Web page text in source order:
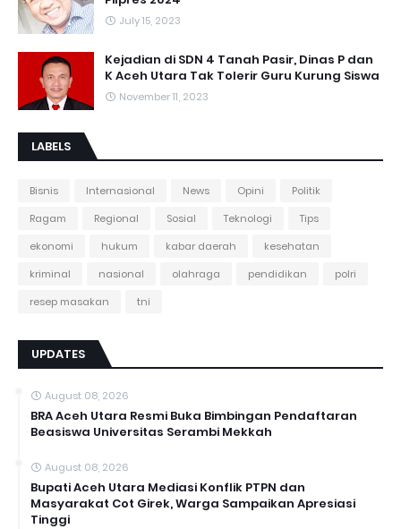
July 15, 2023
Kejadian di SDN 4 Tanah Pasir, Dinas P dan
K Aceh Utara Tak Tolerir Guru Kurung Siswa
November 11, 2023
LABELS
Bisnis Internasional News Opini
Politik
Ragam
Regional Sosial Teknologi
Tips
ekonomi
hukum kabar daerah
kesehatan
kriminal
nasional olahraga pendidikan
polri
resep masakan
tni
UPDATES
August 08, 2026
BRA Aceh Utara Resmi Buka Bimbingan Pendaftaran
Beasiswa Universitas Serambi Mekkah
August 08, 2026
Bupati Aceh Utara Mediasi Konflik PTPN dan
Masyarakat Cot Girek, Warga Sampaikan Apresiasi
Tinggi